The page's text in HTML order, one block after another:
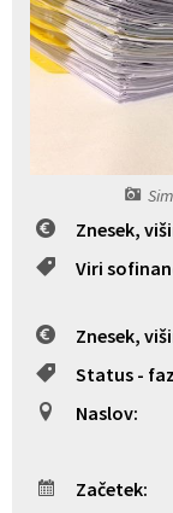
Znesek,
Viri
Znesek,
Status -
Naslov:
Začetek:
Register predpisov
Interni akti
Katalog informacij
Grb in zastava občine
Vizitka občine